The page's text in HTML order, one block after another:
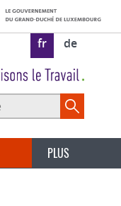
fr de
PLUS